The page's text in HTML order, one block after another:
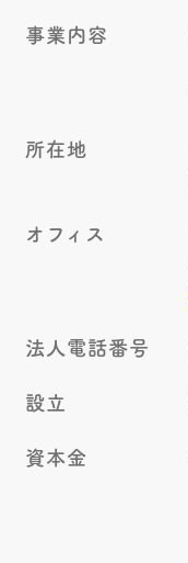
事業内容
所在地
オフィス
法人電話番号
設立
資本金